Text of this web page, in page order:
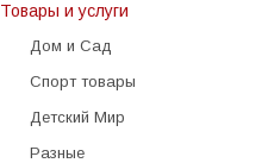
Товары и услуги
Дом и Сад
Спорт товары
Детский Мир
Разные